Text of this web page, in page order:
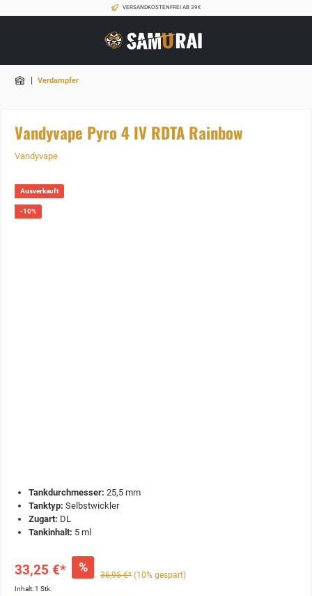
VERSANDKOSTENFREI AB 39€
| Verdampfer
Vandyvape Pyro 4 IV RDTA Rainbow
Vandyvape
Ausverkauft
-10%
Tankdurchmesser: 25,5 mm
Tanktyp: Selbstwickler
Zugart: DL
Tankinhalt: 5 ml
33,25 €* %
36,95 €* (10% gespart)
Inhalt:1 Stk.